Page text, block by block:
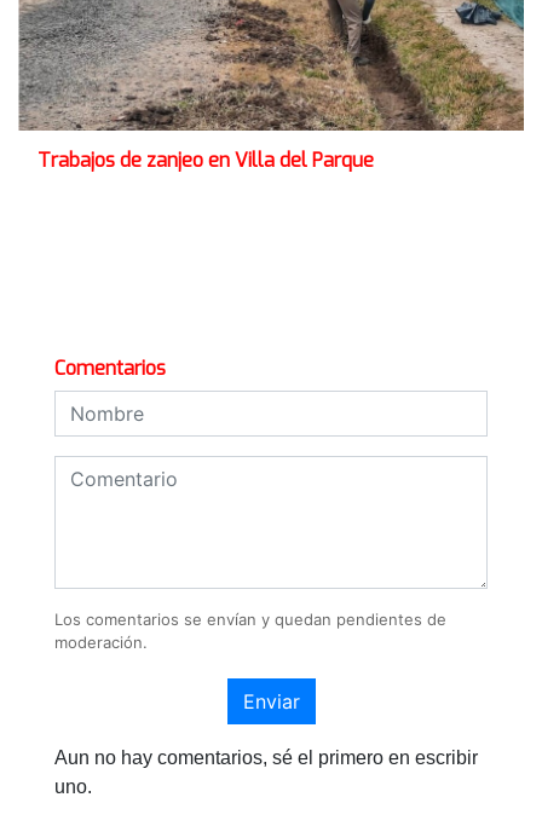
Trabajos de zanjeo en Villa del Parque
Comentarios
Los comentarios se envían y quedan pendientes de
moderación.
Enviar
Aun no hay comentarios, sé el primero en escribir
uno.